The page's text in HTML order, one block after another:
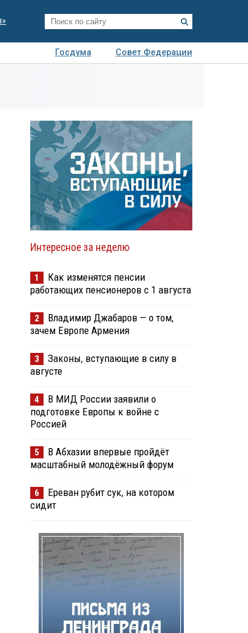
Госдума
Совет Федерации
Интересное за неделю
1
Как изменятся пенсии
работающих пенсионеров с 1 августа
2
Владимир Джабаров — о том,
зачем Европе Армения
3
Законы, вступающие в силу в
августе
4
В МИД России заявили о
подготовке Европы к войне с
Россией
5
В Абхазии впервые пройдёт
масштабный молодёжный форум
6
Ереван рубит сук, на котором
сидит